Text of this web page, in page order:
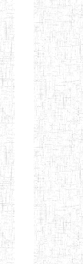
Début
Suivant
et